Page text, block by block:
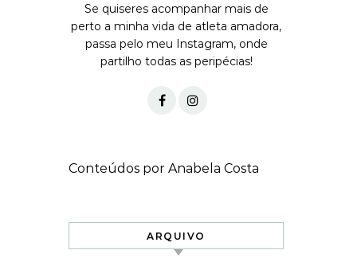
Se quiseres acompanhar mais de
perto a minha vida de atleta amadora,
passa pelo meu Instagram, onde
partilho todas as peripécias!
Conteúdos por Anabela Costa
ARQUIVO